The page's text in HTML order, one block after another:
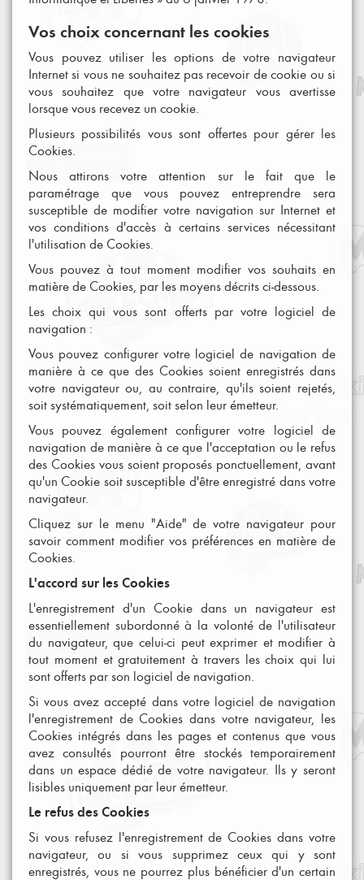
Vos choix concernant les cookies
Vous pouvez utiliser les options de votre navigateur
Internet si vous ne souhaitez pas recevoir de cookie ou si
vous souhaitez que votre navigateur vous avertisse
lorsque vous recevez un cookie.
Plusieurs possibilités vous sont offertes pour gérer les
Cookies.
Nous attirons votre attention sur le fait que le
paramétrage que vous pouvez entreprendre sera
susceptible de modifier votre navigation sur Internet et
vos conditions d'accès à certains services nécessitant
l'utilisation de Cookies.
Vous pouvez à tout moment modifier vos souhaits en
matière de Cookies, par les moyens décrits ci-dessous.
Les choix qui vous sont offerts par votre logiciel de
navigation :
Vous pouvez configurer votre logiciel de navigation de
manière à ce que des Cookies soient enregistrés dans
votre navigateur ou, au contraire, qu'ils soient rejetés,
soit systématiquement, soit selon leur émetteur.
Vous pouvez également configurer votre logiciel de
navigation de manière à ce que l'acceptation ou le refus
des Cookies vous soient proposés ponctuellement, avant
qu'un Cookie soit susceptible d'être enregistré dans votre
navigateur.
Cliquez sur le menu "Aide" de votre navigateur pour
savoir comment modifier vos préférences en matière de
Cookies.
L'accord sur les Cookies
L'enregistrement d'un Cookie dans un navigateur est
essentiellement subordonné à la volonté de l'utilisateur
du navigateur, que celui-ci peut exprimer et modifier à
tout moment et gratuitement à travers les choix qui lui
sont offerts par son logiciel de navigation.
Si vous avez accepté dans votre logiciel de navigation
l'enregistrement de Cookies dans votre navigateur, les
Cookies intégrés dans les pages et contenus que vous
avez consultés pourront être stockés temporairement
dans un espace dédié de votre navigateur. Ils y seront
lisibles uniquement par leur émetteur.
Le refus des Cookies
Si vous refusez l'enregistrement de Cookies dans votre
navigateur, ou si vous supprimez ceux qui y sont
enregistrés, vous ne pourrez plus bénéficier d'un certain